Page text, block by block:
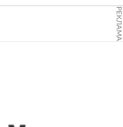
РЕКЛАМА